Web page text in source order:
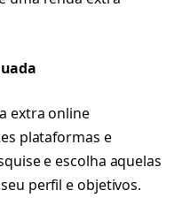
extra online
plataformas e
e escolha aquelas
perfil e objetivos.